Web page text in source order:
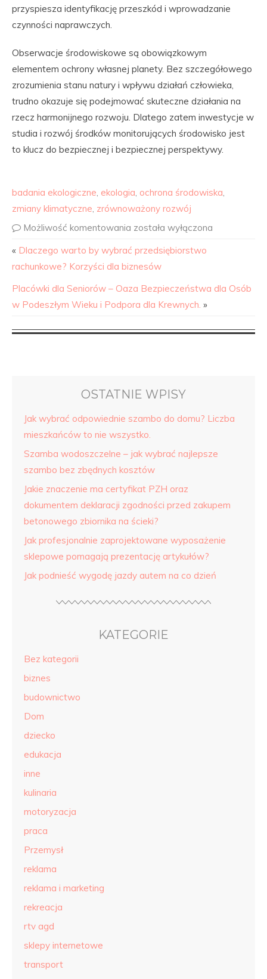
przyspiesza identyfikację przeszkód i wprowadzanie
czynności naprawczych.
Obserwacje środowiskowe są obowiązkowym
elementem ochrony własnej planety. Bez szczegółowego
zrozumienia stanu natury i wpływu działań człowieka,
trudno okazuje się podejmować skuteczne działania na
rzecz harmonijnego rozwoju. Dlatego zatem inwestycje w
studia i rozwój środków monitorujących środowisko jest
to klucz do bezpiecznej i bezpiecznej perspektywy.
badania ekologiczne, ekologia, ochrona środowiska,
zmiany klimatyczne, zrównoważony rozwój
Możliwość komentowania została wyłączona
« Dlaczego warto by wybrać przedsiębiorstwo
rachunkowe? Korzyści dla biznesów
Placówki dla Seniorów – Oaza Bezpieczeństwa dla Osób
w Podeszłym Wieku i Podpora dla Krewnych. »
OSTATNIE WPISY
Jak wybrać odpowiednie szambo do domu? Liczba
mieszkańców to nie wszystko.
Szamba wodoszczelne – jak wybrać najlepsze
szambo bez zbędnych kosztów
Jakie znaczenie ma certyfikat PZH oraz
dokumentem deklaracji zgodności przed zakupem
betonowego zbiornika na ścieki?
Jak profesjonalnie zaprojektowane wyposażenie
sklepowe pomagają prezentację artykułów?
Jak podnieść wygodę jazdy autem na co dzień
KATEGORIE
Bez kategorii
biznes
budownictwo
Dom
dziecko
edukacja
inne
kulinaria
motoryzacja
praca
Przemysł
reklama
reklama i marketing
rekreacja
rtv agd
sklepy internetowe
transport